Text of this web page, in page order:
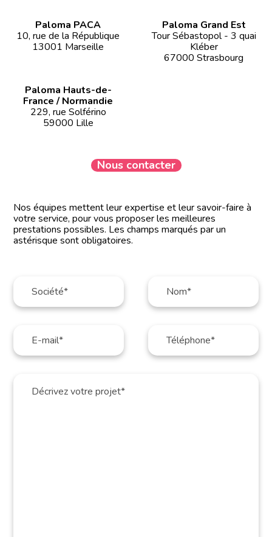
Paloma PACA
10, rue de la République
13001 Marseille
Paloma Grand Est
Tour Sébastopol - 3 quai
Kléber
67000 Strasbourg
Paloma Hauts-de-
France / Normandie
229, rue Solférino
59000 Lille
Nous contacter
Nos équipes mettent leur expertise et leur savoir-faire à
votre service, pour vous proposer les meilleures
prestations possibles. Les champs marqués par un
astérisque sont obligatoires.